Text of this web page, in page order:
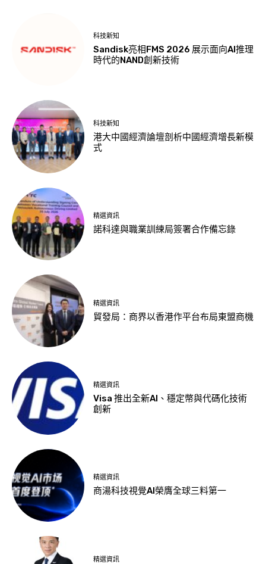
科技新知
Sandisk亮相FMS 2026 展示面向AI推理
時代的NAND創新技術
科技新知
港大中國經濟論壇剖析中國經濟增長新模
式
精選資訊
諾科達與職業訓練局簽署合作備忘錄
精選資訊
貿發局：商界以香港作平台布局東盟商機
精選資訊
Visa 推出全新AI、穩定幣與代碼化技術
創新
精選資訊
商湯科技視覺AI榮膺全球三料第一
精選資訊